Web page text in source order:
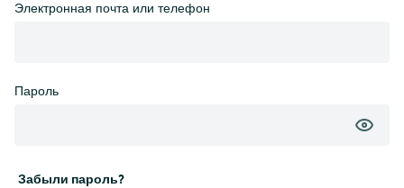
Электронная почта или телефон
Пароль
Забыли пароль?